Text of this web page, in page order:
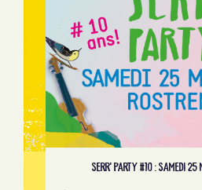
SERR’ PARTY #10 : SAMEDI 25